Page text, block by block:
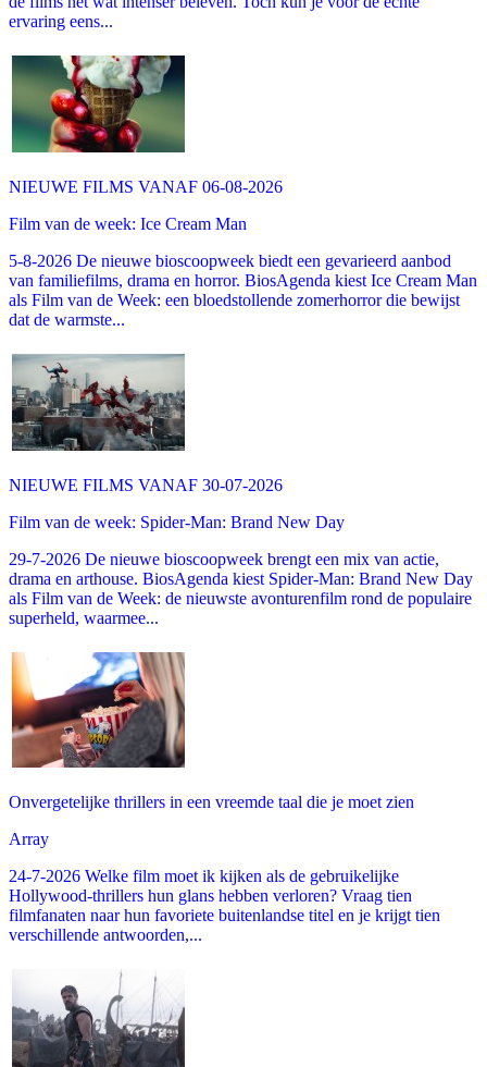
ervaring eens...
NIEUWE FILMS VANAF 06-08-2026
Film van de week: Ice Cream Man
5-8-2026 De nieuwe bioscoopweek biedt een gevarieerd aanbod
van familiefilms, drama en horror. BiosAgenda kiest Ice Cream Man
als Film van de Week: een bloedstollende zomerhorror die bewijst
dat de warmste...
NIEUWE FILMS VANAF 30-07-2026
Film van de week: Spider-Man: Brand New Day
29-7-2026 De nieuwe bioscoopweek brengt een mix van actie,
drama en arthouse. BiosAgenda kiest Spider-Man: Brand New Day
als Film van de Week: de nieuwste avonturenfilm rond de populaire
superheld, waarmee...
Onvergetelijke thrillers in een vreemde taal die je moet zien
Array
24-7-2026 Welke film moet ik kijken als de gebruikelijke
Hollywood-thrillers hun glans hebben verloren? Vraag tien
filmfanaten naar hun favoriete buitenlandse titel en je krijgt tien
verschillende antwoorden,...